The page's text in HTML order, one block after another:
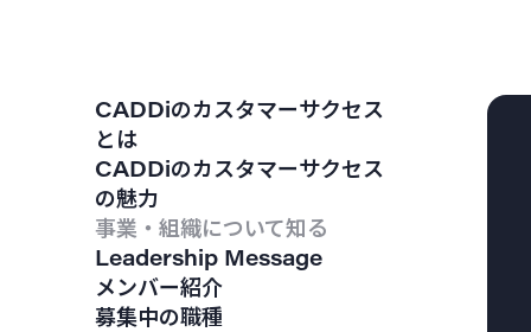
CADDiのカスタマーサクセス
とは
CADDiのカスタマーサクセス
の魅力
事業・組織について知る
Leadership Message
メンバー紹介
募集中の職種